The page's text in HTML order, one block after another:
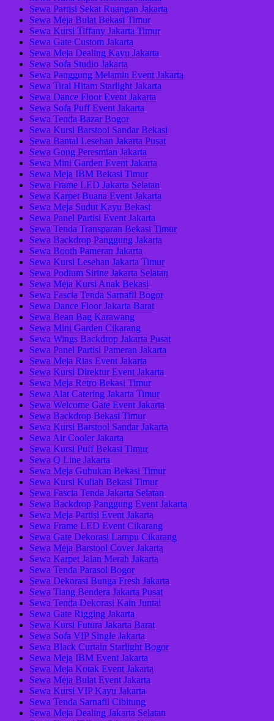
Sewa Partisi Sekat Ruangan Jakarta
Sewa Meja Bulat Bekasi Timur
Sewa Kursi Tiffany Jakarta Timur
Sewa Gate Custom Jakarta
Sewa Meja Dealing Kayu Jakarta
Sewa Sofa Studio Jakarta
Sewa Panggung Melamin Event Jakarta
Sewa Tirai Hitam Starlight Jakarta
Sewa Dance Floor Event Jakarta
Sewa Sofa Puff Event Jakarta
Sewa Tenda Bazar Bogor
Sewa Kursi Barstool Sandar Bekasi
Sewa Bantal Lesehan Jakarta Pusat
Sewa Gong Peresmian Jakarta
Sewa Mini Garden Event Jakarta
Sewa Meja IBM Bekasi Timur
Sewa Frame LED Jakarta Selatan
Sewa Karpet Buana Event Jakarta
Sewa Meja Sudut Kayu Bekasi
Sewa Panel Partisi Event Jakarta
Sewa Tenda Transparan Bekasi Timur
Sewa Backdrop Panggung Jakarta
Sewa Booth Pameran Jakarta
Sewa Kursi Lesehan Jakarta Timur
Sewa Podium Sirine Jakarta Selatan
Sewa Meja Kursi Anak Bekasi
Sewa Fascia Tenda Sarnafil Bogor
Sewa Dance Floor Jakarta Barat
Sewa Bean Bag Karawang
Sewa Mini Garden Cikarang
Sewa Wings Backdrop Jakarta Pusat
Sewa Panel Partisi Pameran Jakarta
Sewa Meja Rias Event Jakarta
Sewa Kursi Direktur Event Jakarta
Sewa Meja Retro Bekasi Timur
Sewa Alat Catering Jakarta Timur
Sewa Welcome Gate Event Jakarta
Sewa Backdrop Bekasi Timur
Sewa Kursi Barstool Sandar Jakarta
Sewa Air Cooler Jakarta
Sewa Kursi Puff Bekasi Timur
Sewa Q Line Jakarta
Sewa Meja Gubukan Bekasi Timur
Sewa Kursi Kuliah Bekasi Timur
Sewa Fascia Tenda Jakarta Selatan
Sewa Backdrop Panggung Event Jakarta
Sewa Meja Partisi Event Jakarta
Sewa Frame LED Event Cikarang
Sewa Gate Dekorasi Lampu Cikarang
Sewa Meja Barstool Cover Jakarta
Sewa Karpet Jalan Merah Jakarta
Sewa Tenda Parasol Bogor
Sewa Dekorasi Bunga Fresh Jakarta
Sewa Tiang Bendera Jakarta Pusat
Sewa Tenda Dekorasi Kain Juntai
Sewa Gate Rigging Jakarta
Sewa Kursi Futura Jakarta Barat
Sewa Sofa VIP Single Jakarta
Sewa Black Curtain Starlight Bogor
Sewa Meja IBM Event Jakarta
Sewa Meja Kotak Event Jakarta
Sewa Meja Bulat Event Jakarta
Sewa Kursi VIP Kayu Jakarta
Sewa Tenda Sarnafil Cibitung
Sewa Meja Dealing Jakarta Selatan